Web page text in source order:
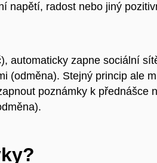
napětí, radost nebo jiný
automaticky zapne sociální
(odměna). Stejný princip ale
poznámky k přednášce